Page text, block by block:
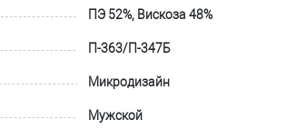
ПЭ 52%, Вискоза 48%
П-363/П-347Б
Микродизайн
Мужской